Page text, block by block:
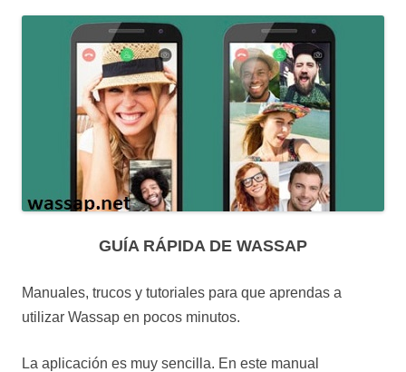
GUÍA RÁPIDA DE WASSAP
Manuales, trucos y tutoriales para que aprendas a
utilizar Wassap en pocos minutos.
La aplicación es muy sencilla. En este manual